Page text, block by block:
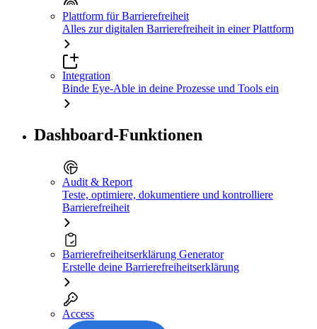
Plattform für Barrierefreiheit
Alles zur digitalen Barrierefreiheit in einer Plattform
Integration
Binde Eye-Able in deine Prozesse und Tools ein
Dashboard-Funktionen
Audit & Report
Teste, optimiere, dokumentiere und kontrolliere
Barrierefreiheit
Barrierefreiheitserklärung Generator
Erstelle deine Barrierefreiheitserklärung
Access